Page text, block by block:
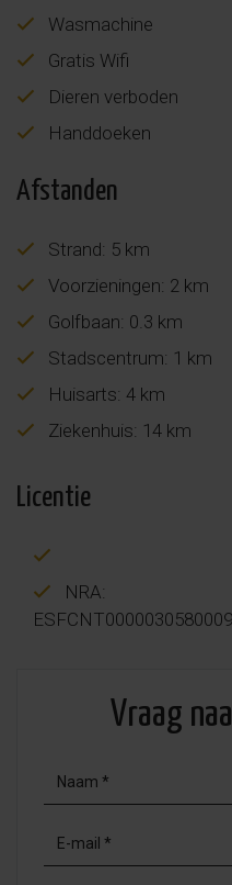
Wasmachine
Gratis Wifi
Dieren verboden
Handdoeken
Afstanden
Strand: 5 km
Voorzieningen: 2 km
Golfbaan: 0.3 km
Stadscentrum: 1 km
Huisarts: 4 km
Ziekenhuis: 14 km
Licentie
NRA:
Vraag